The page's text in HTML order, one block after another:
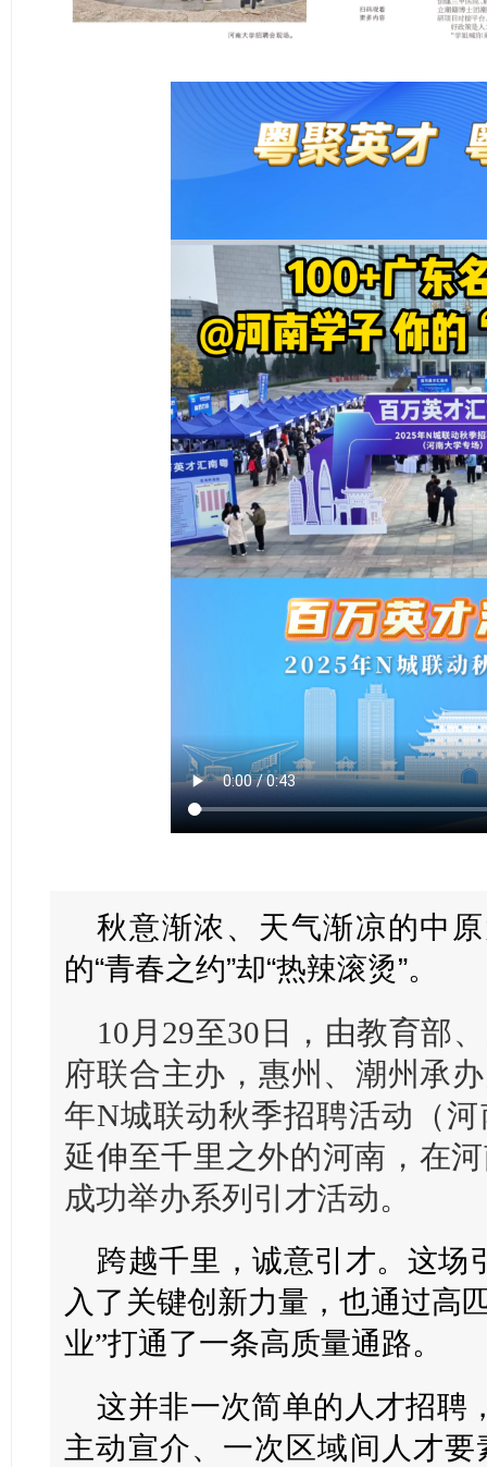
秋意渐浓、天气渐凉的中
的“青春之约”却“热辣滚烫”。
10月29至30日，由教育部
府联合主办，惠州、潮州承
年N城联动秋季招聘活动（
延伸至千里之外的河南，在
成功举办系列引才活动。
跨越千里，诚意引才。这场
入了关键创新力量，也通过高
业”打通了一条高质量通路。
这并非一次简单的人才招聘
主动宣介、一次区域间人才